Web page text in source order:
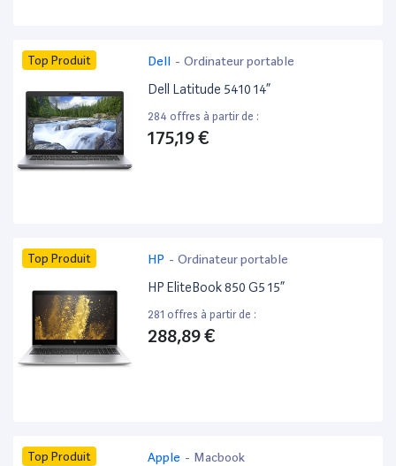
Top Produit Dell - Ordinateur portable
Dell Latitude 5410 14”
284 offres à partir de :
175,19 €
Top Produit HP - Ordinateur portable
HP EliteBook 850 G5 15”
281 offres à partir de :
288,89 €
Top Produit Apple - Macbook